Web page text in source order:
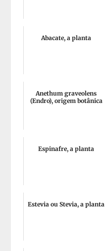
Abacate, a planta
Anethum graveolens
(Endro), origem botânica
Espinafre, a planta
Estevia ou Stevia, a planta